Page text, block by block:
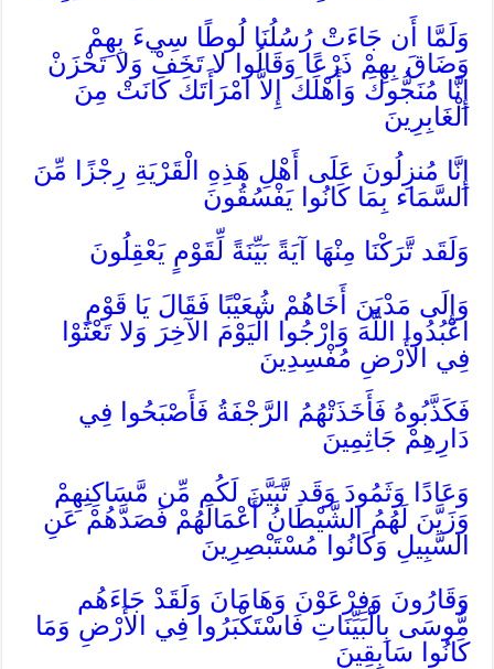
وَلَمَّا أَن جَاءَتْ رُسُلُنَا لُوطًا سِيءَ بِهِمْ
وَضَاقَ بِهِمْ ذَرْعًا وَقَالُوا لا تَخَفْ وَلا تَحْزَنْ
إِنَّا مُنَجُّوكَ وَأَهْلَكَ إِلاَّ امْرَأَتَكَ كَانَتْ مِنَ
الْغَابِرِينَ
إِنَّا مُنزِلُونَ عَلَى أَهْلِ هَذِهِ الْقَرْيَةِ رِجْزًا مِّنَ
السَّمَاء بِمَا كَانُوا يَفْسُقُونَ
وَلَقَد تَّرَكْنَا مِنْهَا آيَةً بَيِّنَةً لِّقَوْمٍ يَعْقِلُونَ
وَإِلَى مَدْيَنَ أَخَاهُمْ شُعَيْبًا فَقَالَ يَا قَوْمِ
اعْبُدُوا اللَّهَ وَارْجُوا الْيَوْمَ الآخِرَ وَلا تَعْثَوْا
فِي الأَرْضِ مُفْسِدِينَ
فَكَذَّبُوهُ فَأَخَذَتْهُمُ الرَّجْفَةُ فَأَصْبَحُوا فِي
دَارِهِمْ جَاثِمِينَ
وَعَادًا وَثَمُودَ وَقَد تَّبَيَّنَ لَكُم مِّن مَّسَاكِنِهِمْ
وَزَيَّنَ لَهُمُ الشَّيْطَانُ أَعْمَالَهُمْ فَصَدَّهُمْ عَنِ
السَّبِيلِ وَكَانُوا مُسْتَبْصِرِينَ
وَقَارُونَ وَفِرْعَوْنَ وَهَامَانَ وَلَقَدْ جَاءَهُم
مُّوسَى بِالْبَيِّنَاتِ فَاسْتَكْبَرُوا فِي الأَرْضِ وَمَا
كَانُوا سَابِقِينَ